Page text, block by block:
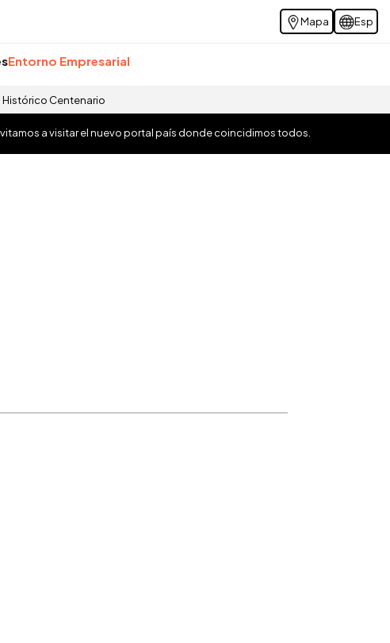
Mapa Esp
Entorno Empresarial
Histórico Centenario
a visitar el nuevo portal país donde coincidimos todos.